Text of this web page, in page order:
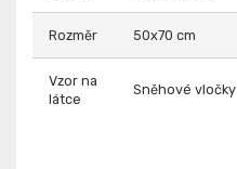
Rozměr 50x70 cm
Vzor na
látce
Sněhové vločky